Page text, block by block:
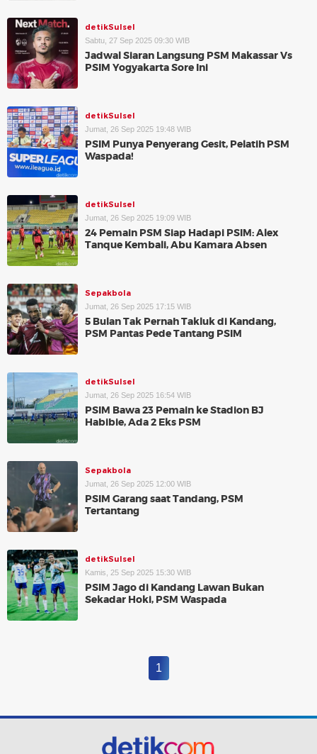
detikSulsel
Sabtu, 27 Sep 2025 09:30 WIB
Jadwal Siaran Langsung PSM Makassar Vs
PSIM Yogyakarta Sore Ini
detikSulsel
Jumat, 26 Sep 2025 19:48 WIB
PSIM Punya Penyerang Gesit, Pelatih PSM
Waspada!
detikSulsel
Jumat, 26 Sep 2025 19:09 WIB
24 Pemain PSM Siap Hadapi PSIM: Alex
Tanque Kembali, Abu Kamara Absen
Sepakbola
Jumat, 26 Sep 2025 17:15 WIB
5 Bulan Tak Pernah Takluk di Kandang,
PSM Pantas Pede Tantang PSIM
detikSulsel
Jumat, 26 Sep 2025 16:54 WIB
PSIM Bawa 23 Pemain ke Stadion BJ
Habibie, Ada 2 Eks PSM
Sepakbola
Jumat, 26 Sep 2025 12:00 WIB
PSIM Garang saat Tandang, PSM
Tertantang
detikSulsel
Kamis, 25 Sep 2025 15:30 WIB
PSIM Jago di Kandang Lawan Bukan
Sekadar Hoki, PSM Waspada
1